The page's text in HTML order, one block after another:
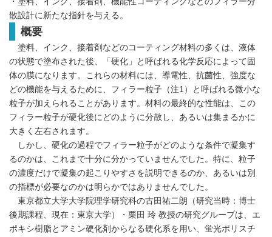
散設計に新たな指針を与える。
概要
塗料、インク、接着剤などのコーティング材料の多くは、液体
の状態で塗布された後、「硬化」と呼ばれる化学反応によって固
体の膜になります。これらの材料には、導電性、抗菌性、強度な
どの機能を与えるために、フィラー粒子（注1）と呼ばれる微小な
粒子が加えられることがあります。材料の最終的な性能は、この
フィラー粒子が硬化後にどのように分散し、あるいは集まるかに
大きく左右されます。
しかし、硬化の過程でフィラー粒子がどのような条件で凝集す
るのかは、これまで十分に分かっていませんでした。特に、粒子
の濃度だけで凝集の起こりやすさを説明できるのか、あるいは別
の指標が必要なのかは明らかではありませんでした。
東京都立大学大学院理学研究科の古田祐二朗（研究当時：博士
後期課程、現在：東京大学）・栗田 玲 教授の研究グループは、エ
ポキシ樹脂とアミン硬化剤からなる硬化系を用い、蛍光ポリスチ